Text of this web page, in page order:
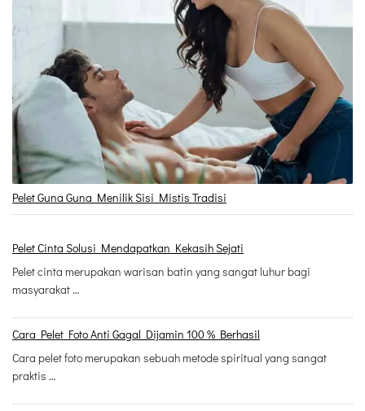
Pelet Guna Guna Menilik Sisi Mistis Tradisi
Pelet Cinta Solusi Mendapatkan Kekasih Sejati
Pelet cinta merupakan warisan batin yang sangat luhur bagi
masyarakat …
Cara Pelet Foto Anti Gagal Dijamin 100 % Berhasil
Cara pelet foto merupakan sebuah metode spiritual yang sangat
praktis …